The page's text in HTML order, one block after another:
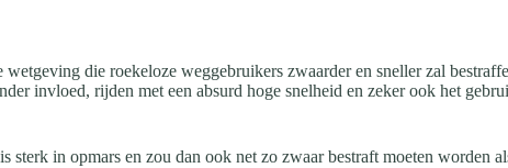
die roekeloze weggebruikers zwaarder en sneller zal
invloed, rijden met een absurd hoge snelheid en zeker ook het
sterk in opmars en zou dan ook net zo zwaar bestraft moeten worden